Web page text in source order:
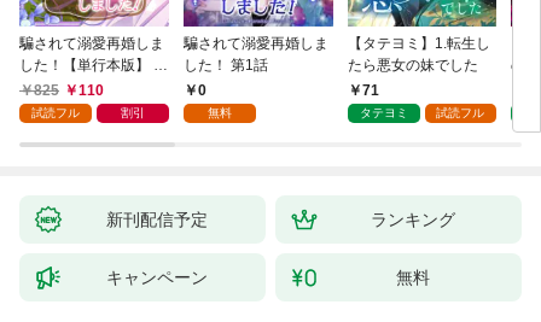
騙されて溺愛再婚しま
した！【単行本版】 1
巻825 110
試読フル 割引
騙されて溺愛再婚しま
した！ 第1話
0
無料
【タテヨミ】1.転生し
たら悪女の妹でした
71
タテヨミ 試読フル
の
新刊配信予定 ランキング
キャンペーン 無料